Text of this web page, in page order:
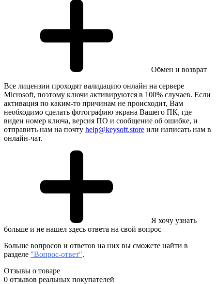
Обмен и возврат
Все лицензии проходят валидацию онлайн на сервере
Microsoft, поэтому ключи активируются в 100% случаев. Если
активация по каким-то причинам не происходит, Вам
необходимо сделать фотографию экрана Вашего ПК, где
виден номер ключа, версия ПО и сообщение об ошибке, и
отправить нам на почту help@keysoft.store или написать нам в
онлайн-чат.
Я хочу узнать
больше и не нашел здесь ответа на свой вопрос
Больше вопросов и ответов на них вы сможете найти в
разделе "Вопрос-ответ".
Отзывы о товаре
0 отзывов реальных покупателей